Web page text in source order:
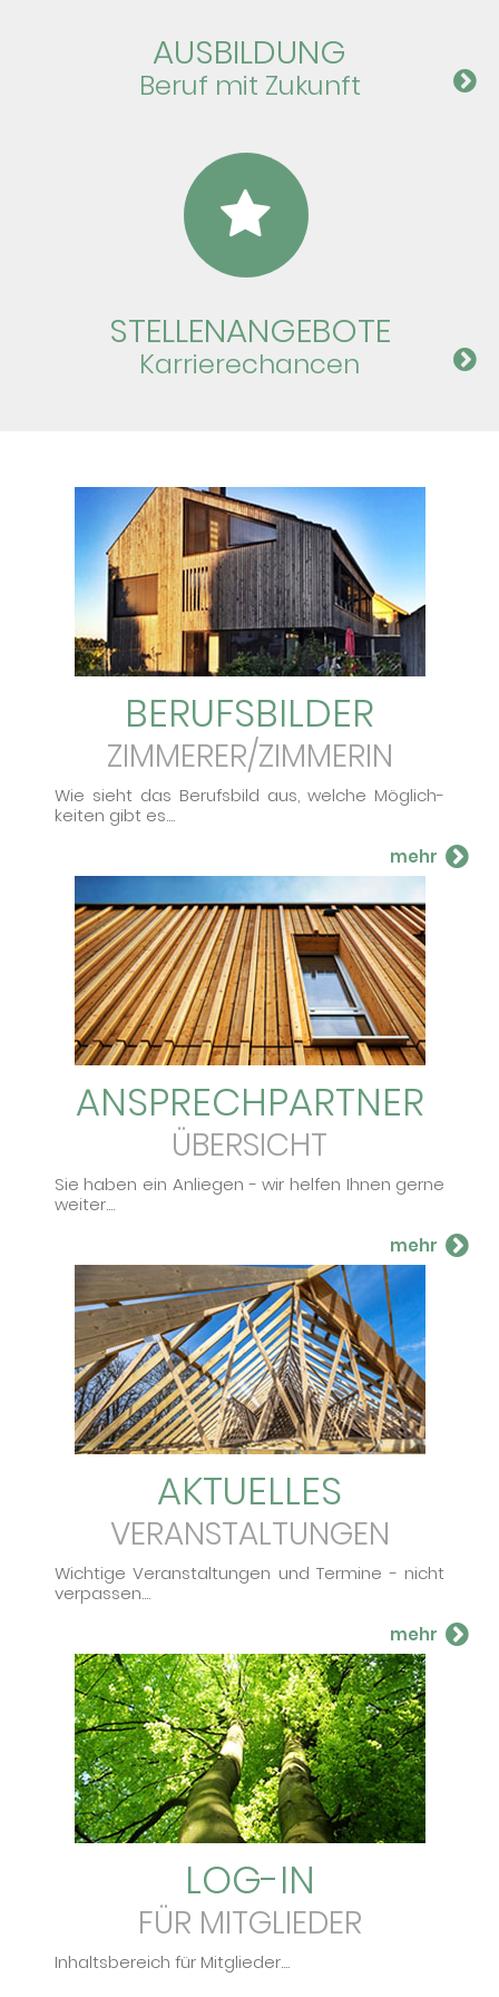
AUS­BIL­DUNG
Beruf mit Zu­kunft
STELLEN­ANGEBOTE
Karriere­chancen
BERUFS­BILDER
ZIMMERER/ZIMMERIN
Wie sieht das Be­rufs­bild aus, wel­che Mög­lich­
kei­ten gibt es....
ANSPRECH­PARTNER
ÜBERSICHT
Sie haben ein An­lie­gen - wir hel­fen Ihnen ger­ne
wei­ter....
AKTUELLES
VERANSTALTUNGEN
Wichtige Ver­an­stal­tun­gen und Ter­mi­ne - nicht
ver­pas­sen....
LOG-IN
FÜR MITGLIEDER
Inhalts­be­reich für Mit­glie­der....